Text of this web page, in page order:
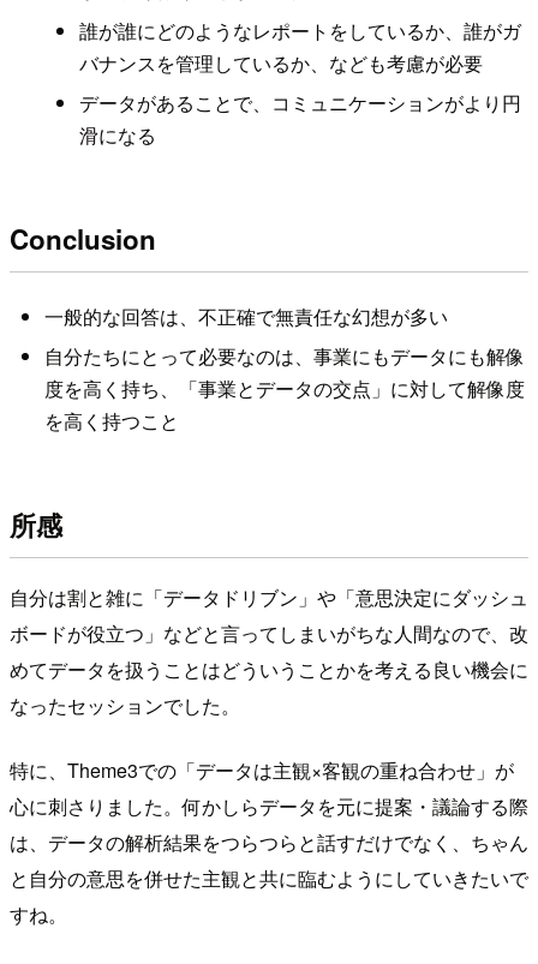
誰が誰にどのようなレポートをしているか、誰がガ
バナンスを管理しているか、なども考慮が必要
データがあることで、コミュニケーションがより円
滑になる
Conclusion
一般的な回答は、不正確で無責任な幻想が多い
自分たちにとって必要なのは、事業にもデータにも解像
度を高く持ち、「事業とデータの交点」に対して解像度
を高く持つこと
所感
自分は割と雑に「データドリブン」や「意思決定にダッシュ
ボードが役立つ」などと言ってしまいがちな人間なので、改
めてデータを扱うことはどういうことかを考える良い機会に
なったセッションでした。
特に、Theme3での「データは主観×客観の重ね合わせ」が
心に刺さりました。何かしらデータを元に提案・議論する際
は、データの解析結果をつらつらと話すだけでなく、ちゃん
と自分の意思を併せた主観と共に臨むようにしていきたいで
すね。